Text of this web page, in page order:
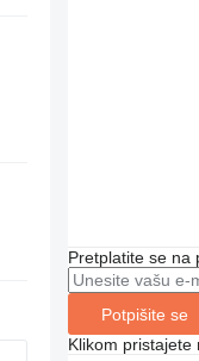
Pretplatite se na
Potpišite se
Klikom pristajete